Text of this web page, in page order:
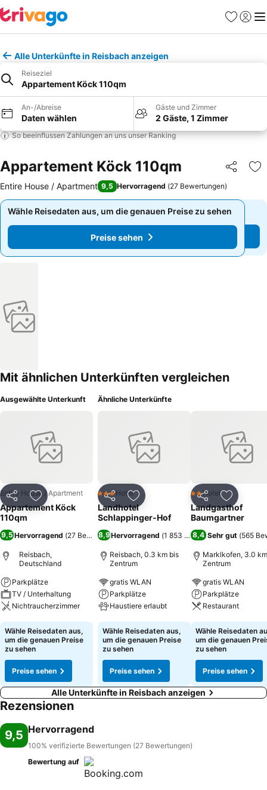
Favoriten
Alle Unterkünfte in Reisbach anzeigen
Reiseziel
Appartement Köck 110qm
An-/Abreise
Daten wählen
Gäste und Zimmer
2 Gäste, 1 Zimmer
So beeinflussen Zahlungen an uns unser Ranking
Appartement Köck 110qm Teilen
Entire House / Apartment 9,5 Hervorragend (27 Bewertungen)
Wähle Reisedaten aus, um die genauen Preise zu sehen
Preise sehen
Wähle Reisedaten aus, um die genauen Preise zu sehen
Preise sehen
Mit ähnlichen Unterkünften vergleichen
Ausgewählte Unterkunft
Teilen Zu Favoriten hinzufügen
Entire House / Apartment
Appartement Köck
110qm
9,5Hervorragend (27 Bewertungen)
Reisbach,
Deutschland
Parkplätze
TV / Unterhaltung
Nichtraucherzimmer
Preise sehen
Wähle Reisedaten aus,
um die genauen Preise
zu sehen
Preise sehen
Ähnliche Unterkünfte
Teilen Zu Favoriten hinzufügen
3 SterneHotel
Landhotel
Schlappinger-Hof
8,9Hervorragend (1 853 Bewertungen)
Reisbach, 0.3 km bis
Zentrum
gratis WLAN
Parkplätze
Haustiere erlaubt
Preise sehen
Wähle Reisedaten aus,
um die genauen Preise
zu sehen
Preise sehen
Teilen Zu
2 Sterne
Hotel
Landgasthof
Baumgartner
8,4 Sehr gut (565
Marklkofen, 3.0
Zentrum
gratis WLAN
Parkplätze
Restaurant
Preise sehen
Wähle Reisedaten
um die genauen
zu sehen
Preise sehen
Alle Unterkünfte in Reisbach anzeigen
Rezensionen
9,5 Hervorragend
100% verifizierte Bewertungen (27 Bewertungen)
Bewertung auf